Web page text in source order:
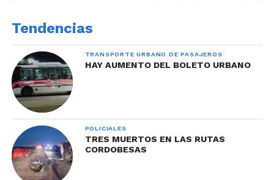
Tendencias
TRANSPORTE URBANO DE PASAJEROS
HAY AUMENTO DEL BOLETO URBANO
POLICIALES
TRES MUERTOS EN LAS RUTAS
CORDOBESAS